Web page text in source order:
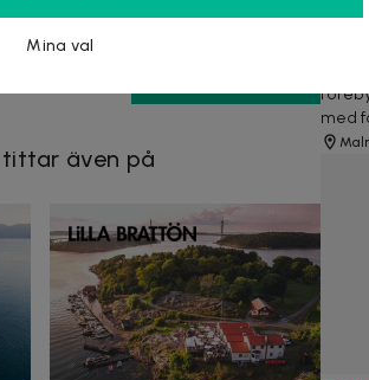
tittar även på
455 kr
med
Mina val